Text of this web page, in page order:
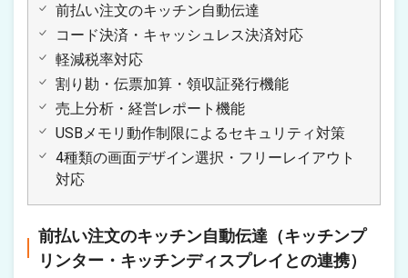
前払い注文のキッチン自動伝達
コード決済・キャッシュレス決済対応
軽減税率対応
割り勘・伝票加算・領収証発行機能
売上分析・経営レポート機能
USBメモリ動作制限によるセキュリティ対策
4種類の画面デザイン選択・フリーレイアウト
対応
前払い注文のキッチン自動伝達（キッチンプ
リンター・キッチンディスプレイとの連携）